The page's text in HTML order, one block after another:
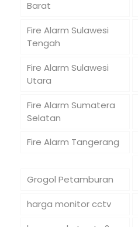
Barat
Fire Alarm Sulawesi
Tengah
Fire Alarm Sulawesi
Utara
Fire Alarm Sumatera
Selatan
Fire Alarm Tangerang
Grogol Petamburan
harga monitor cctv